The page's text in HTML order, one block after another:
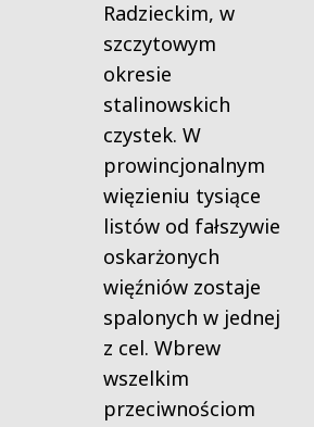
Radzieckim, w
szczytowym
okresie
stalinowskich
czystek. W
prowincjonalnym
więzieniu tysiące
listów od fałszywie
oskarżonych
więźniów zostaje
spalonych w jednej
z cel. Wbrew
wszelkim
przeciwnościom